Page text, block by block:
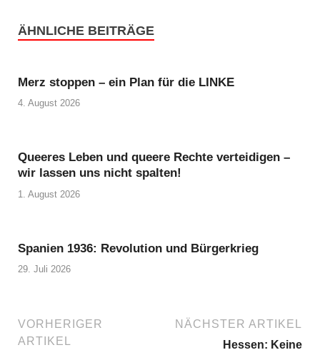
ÄHNLICHE BEITRÄGE
Merz stoppen – ein Plan für die LINKE
4. August 2026
Queeres Leben und queere Rechte verteidigen –
wir lassen uns nicht spalten!
1. August 2026
Spanien 1936: Revolution und Bürgerkrieg
29. Juli 2026
VORHERIGER
ARTIKEL
NÄCHSTER ARTIKEL
Hessen: Keine